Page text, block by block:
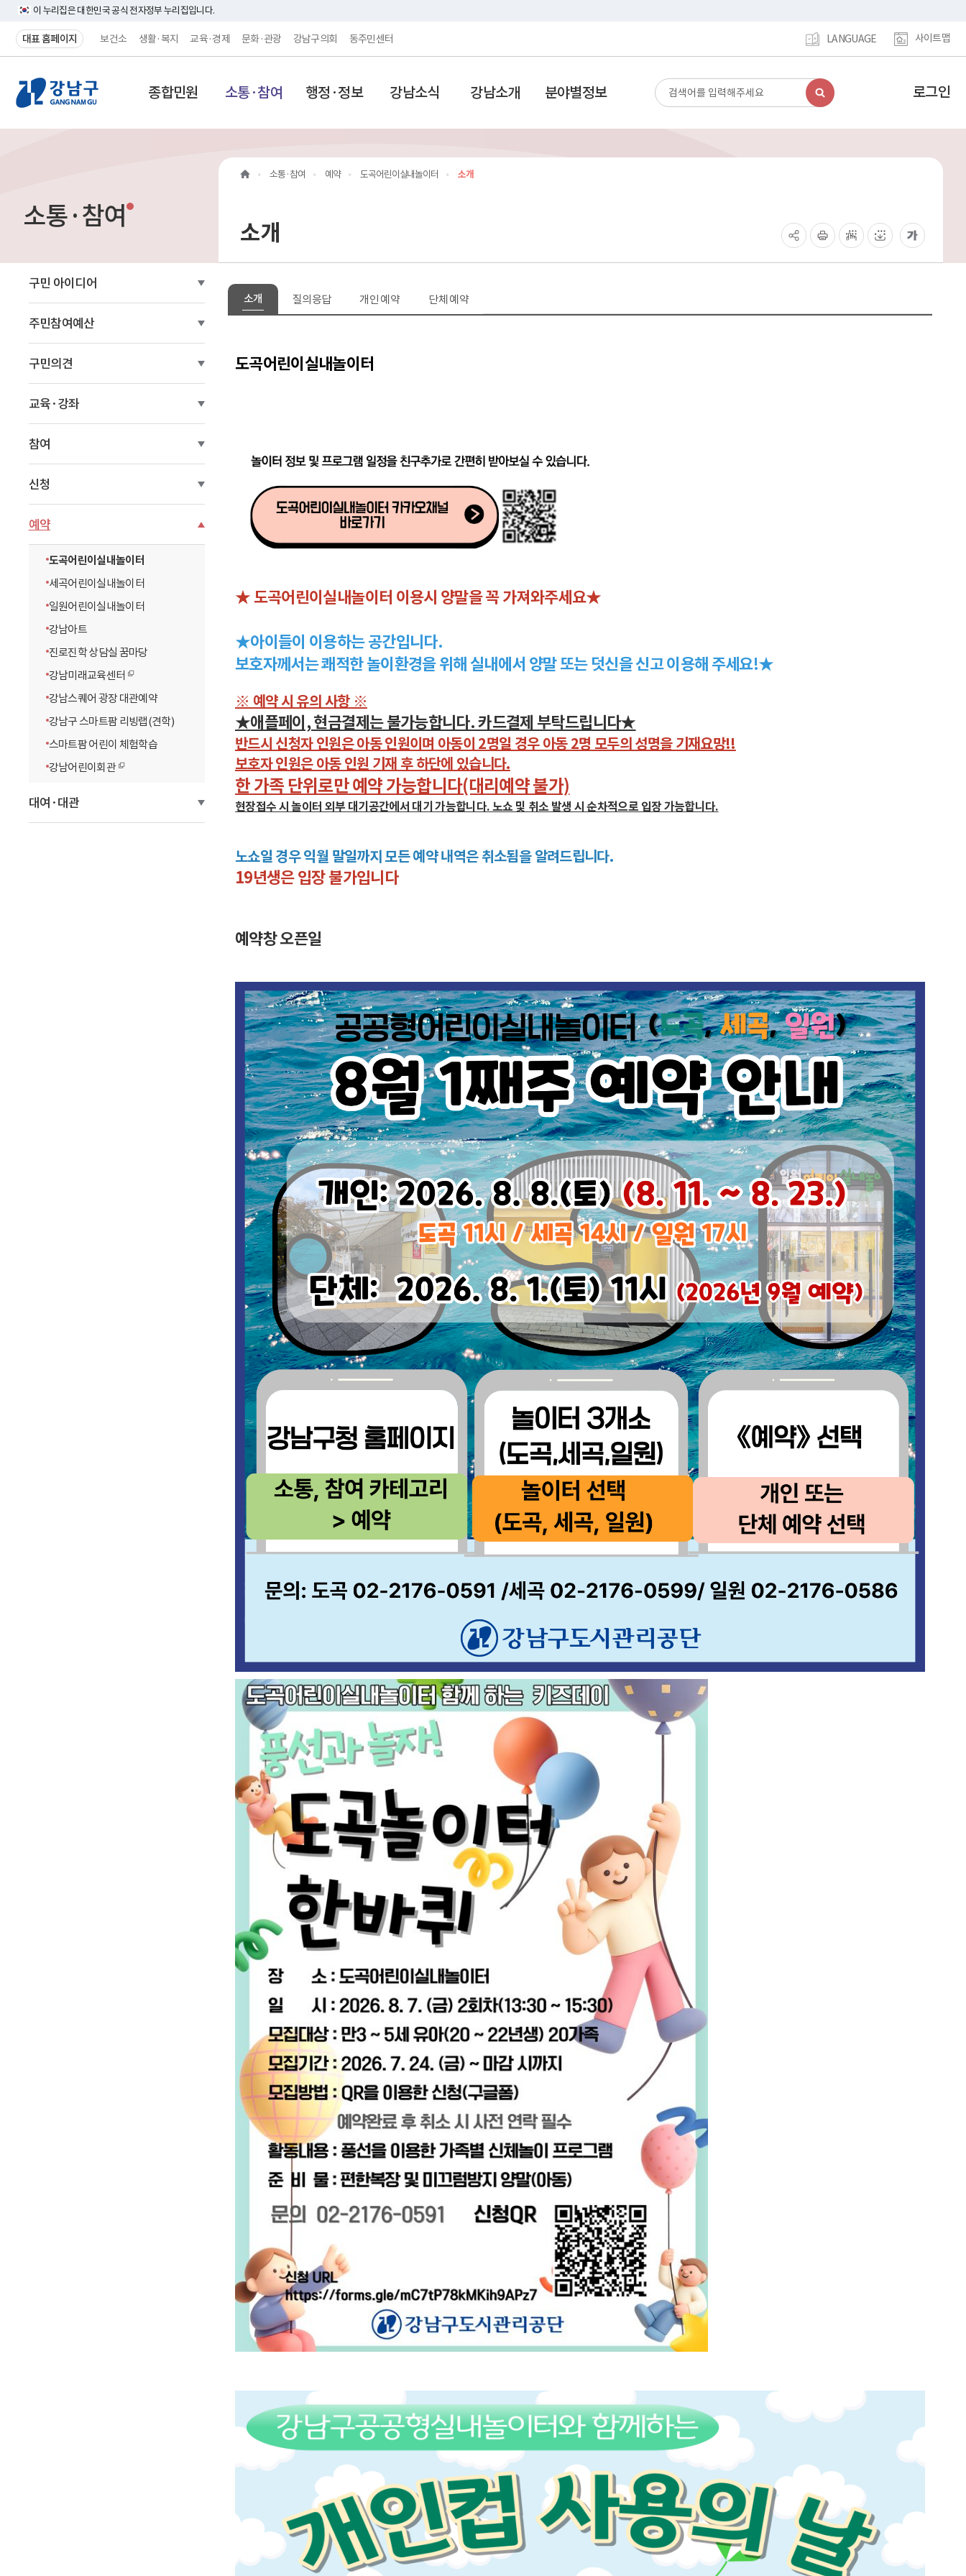
이 누리집은 대한민국 공식 전자정부 누리집입니다.
대표 홈페이지 보건소 생활·복지 교육·경제 문화·관광 강남구의회 동주민센터 LANGUAGE 사이트맵
강
남
페
이
지
메
인
이
동
종합민원 소통·참여 행정·정보 강남소식 강남소개 분야별정보
검
색
동
로그인
소통·참여
구민 아이디어
주민참여예산
구민의견
교육·강좌
참여
신청
예약
도곡어린이실내놀이터
세곡어린이실내놀이터
일원어린이실내놀이터
강남아트
진로진학 상담실 꿈마당
강남미래교육센터
강남스퀘어 광장 대관예약
강남구 스마트팜 리빙랩(견학)
스마트팜 어린이 체험학습
강남어린이회관
대여·대관
소통·참여 예약 도곡어린이실내놀이터 소개
소개
소개 질의응답 개인 예약 단체 예약
도곡어린이실내놀이터
★ 도곡어린이실내놀이터 이용시 양말을 꼭 가져와주세요★
★아이들이 이용하는 공간입니다.
보호자께서는 쾌적한 놀이환경을 위해 실내에서 양말 또는 덧신을 신고 이용해 주세요!★
※ 예약 시 유의 사항 ※
★애플페이, 현금결제는 불가능합니다. 카드결제 부탁드립니다★
반드시 신청자 인원은 아동 인원이며 아동이 2명일 경우 아동 2명 모두의 성명을 기재요망!!
보호자 인원은 아동 인원 기재 후 하단에 있습니다.
한 가족 단위로만 예약 가능합니다(대리예약 불가)
현장접수 시 놀이터 외부 대기공간에서 대기 가능합니다. 노쇼 및 취소 발생 시 순차적으로 입장 가능합니다.
노쇼일 경우 익월 말일까지 모든 예약 내역은 취소됨을 알려드립니다.
19년생은 입장 불가입니다
예약창 오픈일